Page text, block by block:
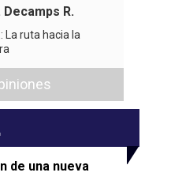
Decamps R.
La ruta hacia la
de una nueva